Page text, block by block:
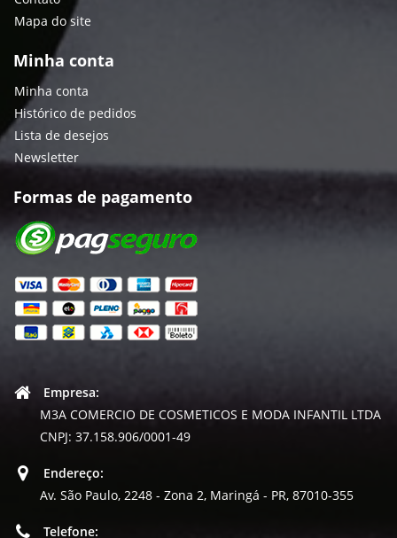
Mapa do site
Minha conta
Minha conta
Histórico de pedidos
Lista de desejos
Newsletter
Formas de pagamento
Empresa:
M3A COMERCIO DE COSMETICOS E MODA INFANTIL LTDA
CNPJ: 37.158.906/0001-49
Endereço:
Av. São Paulo, 2248 - Zona 2, Maringá - PR, 87010-355
Telefone: